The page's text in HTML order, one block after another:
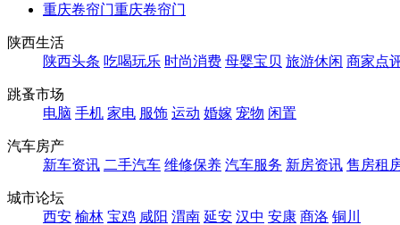
重庆卷帘门重庆卷帘门
陕西生活
陕西头条 吃喝玩乐 时尚消费 母婴宝贝 旅游休闲 商家点
跳蚤市场
电脑 手机 家电 服饰 运动 婚嫁 宠物 闲置
汽车房产
新车资讯 二手汽车 维修保养 汽车服务 新房资讯 售房租
城市论坛
西安 榆林 宝鸡 咸阳 渭南 延安 汉中 安康 商洛 铜川